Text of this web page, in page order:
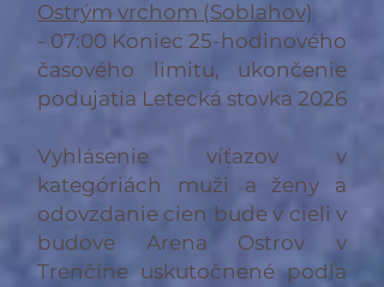
Ostrým vrchom (Soblahov)
- 07:00 Koniec 25-hodinového
časového limitu, ukončenie
podujatia Letecká stovka 2026
Vyhlásenie víťazov v
kategóriách muži a ženy a
odovzdanie cien bude v cieli v
budove Arena Ostrov v
Trenčíne uskutočnené podľa